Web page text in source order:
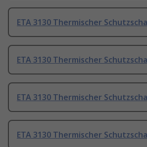
ETA 3130 Thermischer
ETA 3130 Thermischer
ETA 3130 Thermischer
ETA 3130 Thermischer